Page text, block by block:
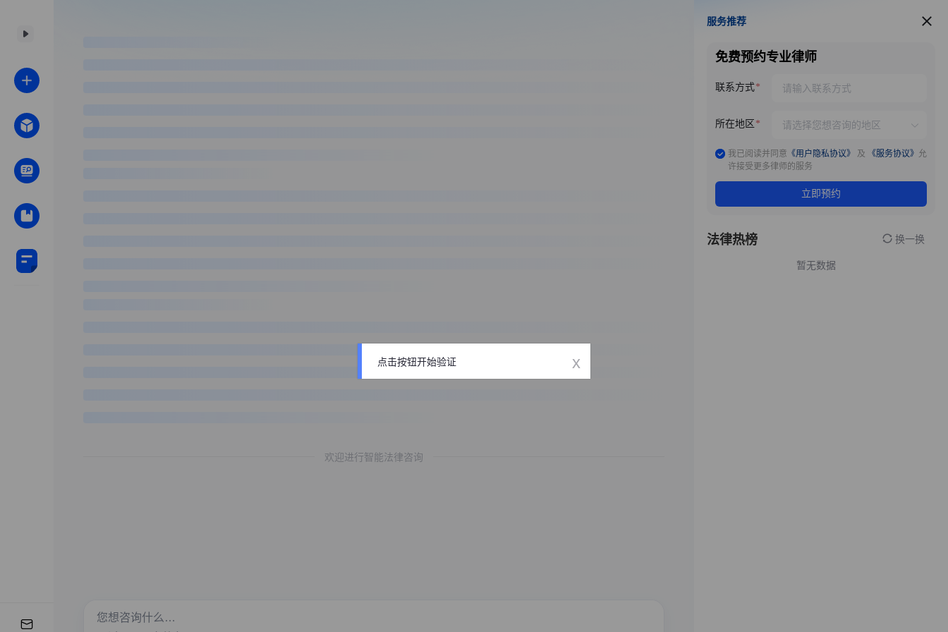
欢迎进行智能法律咨询
服务推荐
服务推荐
免费预约专业律师
联系方式
所在地区
我已阅读并同意 《用户隐私协议》 及 《服务协议》 允
许接受更多律师的服务
立即预约
法律热榜 换一换
暂无数据
点击按钮开始验证 x